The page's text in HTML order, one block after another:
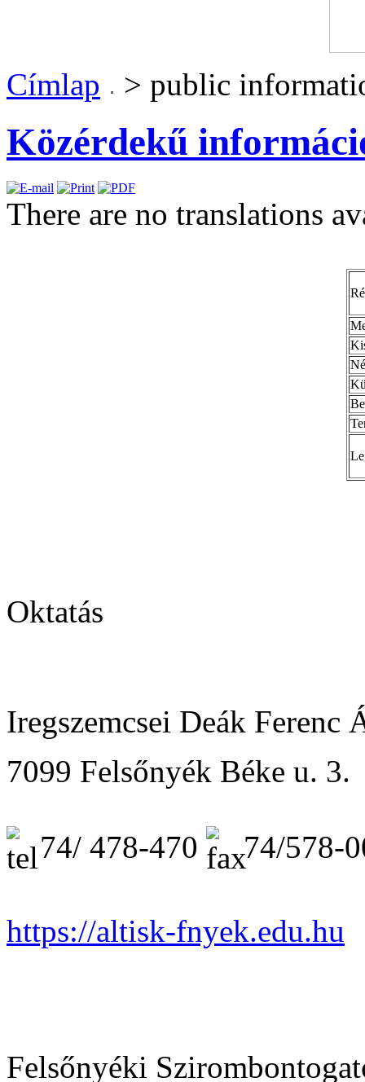
Címlap > public
Közérdekű
There are no translations
Oktatás
Iregszemcsei Deák
7099 Felsőnyék Béke u. 3.
74/ 478-470 74/578-
https://altisk-fnyek.edu.hu
Felsőnyéki